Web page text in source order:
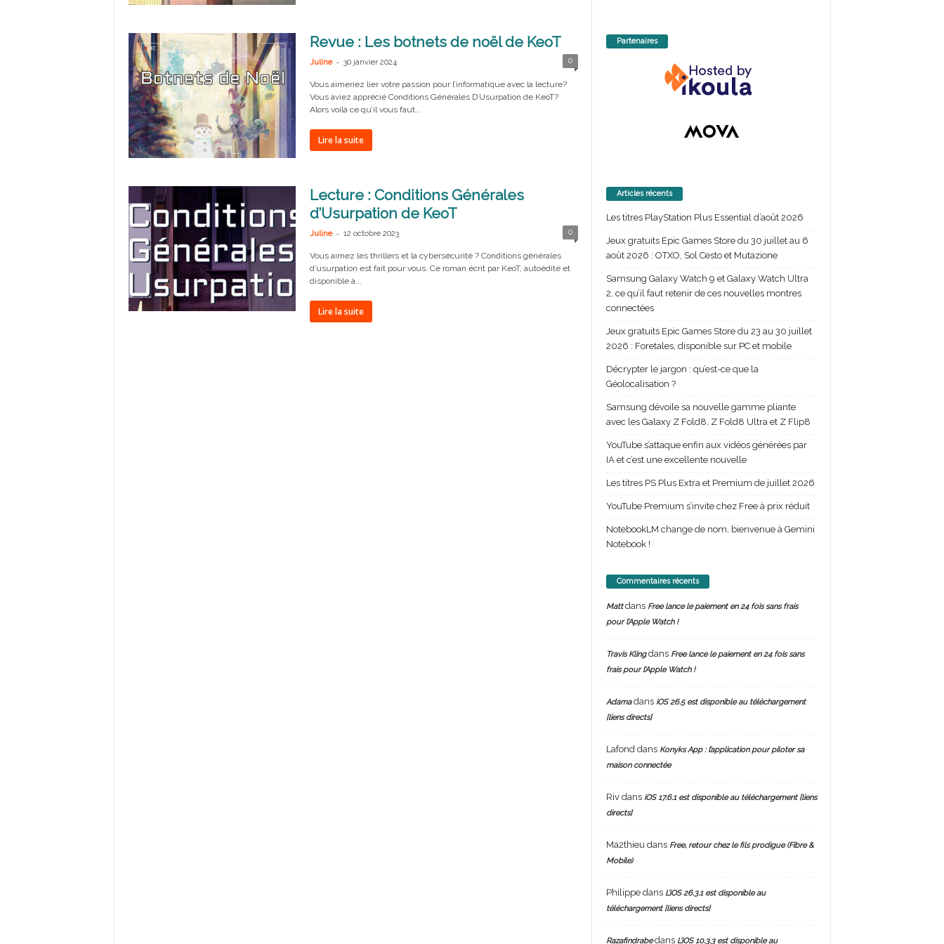
Revue : Les botnets de noël de KeoT
Juline - 30 janvier 2024 0
Vous aimeriez lier votre passion pour l’informatique avec la lecture?
Vous aviez apprécié Conditions Générales D’Usurpation de KeoT?
Alors voilà ce qu’il vous faut...
Lire la suite
Lecture : Conditions Générales
d’Usurpation de KeoT
Juline - 12 octobre 2023 0
Vous aimez les thrillers et la cybersécurité ? Conditions générales
d’usurpation est fait pour vous. Ce roman écrit par KeoT, autoédité et
disponible à...
Lire la suite
Partenaires
Articles récents
Les titres PlayStation Plus Essential d’août 2026
Jeux gratuits Epic Games Store du 30 juillet au 6
août 2026 : OTXO, Sol Cesto et Mutazione
Samsung Galaxy Watch 9 et Galaxy Watch Ultra
2, ce qu’il faut retenir de ces nouvelles montres
connectées
Jeux gratuits Epic Games Store du 23 au 30 juillet
2026 : Foretales, disponible sur PC et mobile
Décrypter le jargon : qu’est-ce que la
Géolocalisation ?
Samsung dévoile sa nouvelle gamme pliante
avec les Galaxy Z Fold8, Z Fold8 Ultra et Z Flip8
YouTube s’attaque enfin aux vidéos générées par
IA et c’est une excellente nouvelle
Les titres PS Plus Extra et Premium de juillet 2026
YouTube Premium s’invite chez Free à prix réduit
NotebookLM change de nom, bienvenue à Gemini
Notebook !
Commentaires récents
Mattdans Free lance le paiement en 24 fois sans frais
pour l’Apple Watch !
Travis Klingdans Free lance le paiement en 24 fois sans
frais pour l’Apple Watch !
Adamadans iOS 26.5 est disponible au téléchargement
[liens directs]
Lafond dans Konyks App : l’application pour piloter sa
maison connectée
Rivdans iOS 17.6.1 est disponible au téléchargement [liens
directs]
Ma2thieu dans Free, retour chez le fils prodigue (Fibre &
Mobile)
Philippedans L’iOS 26.3.1 est disponible au
téléchargement [liens directs]
Razafindrabedans L’iOS 10.3.3 est disponible au